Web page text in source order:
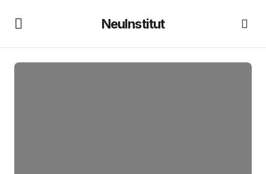
NeuInstitut